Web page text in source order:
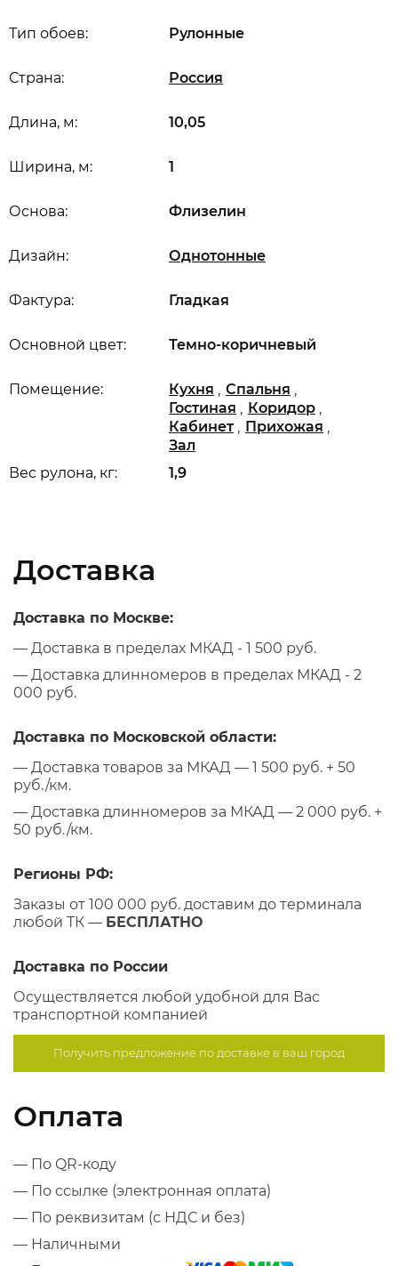
Длина, м: 10,05
Ширина, м: 1
Вес рулона, кг: 1,9
Основной цвет: Темно-коричневый
Дизайн: Однотонные
Основа: Флизелин
Помещение: Кухня , Спальня ,
Гостиная , Коридор ,
Кабинет , Прихожая ,
Зал
Страна: Россия
Тип обоев: Рулонные
Фактура: Гладкая
Доставка
Доставка по Москве:
— Доставка в пределах МКАД - 1 500 руб.
— Доставка длинномеров в пределах МКАД - 2
000 руб.
Доставка по Московской области:
— Доставка товаров за МКАД — 1 500 руб. + 50
руб./км.
— Доставка длинномеров за МКАД — 2 000 руб. +
50 руб./км.
Регионы РФ:
Заказы от 100 000 руб. доставим до терминала
любой ТК — БЕСПЛАТНО
Доставка по России
Осуществляется любой удобной для Вас
транспортной компанией
Получить предложение подоставке в ваш город
Оплата
— По QR-коду
— По ссылке (электронная оплата)
— По реквизитам (с НДС и без)
— Наличными